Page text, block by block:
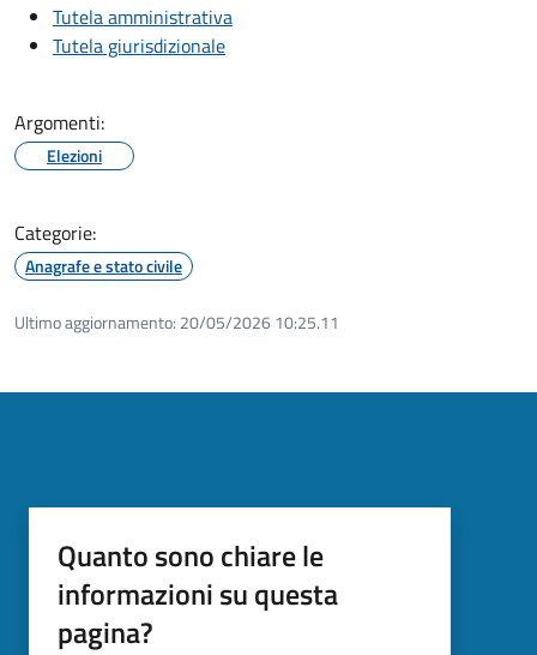
Tutela amministrativa
Tutela giurisdizionale
Argomenti:
Elezioni
Categorie:
Anagrafe e stato civile
Ultimo aggiornamento: 20/05/2026 10:25.11
Quanto sono chiare le
informazioni su questa
pagina?